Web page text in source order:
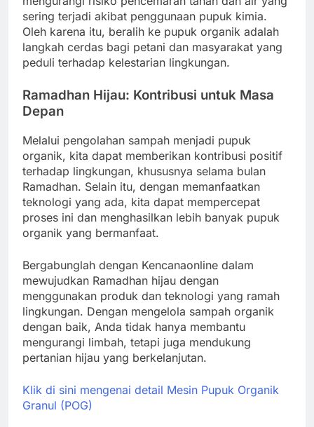
sering terjadi akibat penggunaan pupuk kimia.
Oleh karena itu, beralih ke pupuk organik adalah
langkah cerdas bagi petani dan masyarakat yang
peduli terhadap kelestarian lingkungan.
Ramadhan Hijau: Kontribusi untuk Masa
Depan
Melalui pengolahan sampah menjadi pupuk
organik, kita dapat memberikan kontribusi positif
terhadap lingkungan, khususnya selama bulan
Ramadhan. Selain itu, dengan memanfaatkan
teknologi yang ada, kita dapat mempercepat
proses ini dan menghasilkan lebih banyak pupuk
organik yang bermanfaat.
Bergabunglah dengan Kencanaonline dalam
mewujudkan Ramadhan hijau dengan
menggunakan produk dan teknologi yang ramah
lingkungan. Dengan mengelola sampah organik
dengan baik, Anda tidak hanya membantu
mengurangi limbah, tetapi juga mendukung
pertanian hijau yang berkelanjutan.
Klik di sini mengenai detail Mesin Pupuk Organik
Granul (POG)